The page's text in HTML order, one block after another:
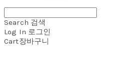
Search 검색
Log In 로그인
Cart장바구니